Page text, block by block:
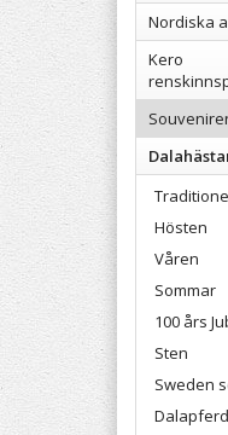
Nordiska
Kero
Hösten
Våren
Sommar
100 års
Sten
Sweden